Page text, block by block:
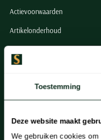
Toestemming
Deze website maakt
We gebruiken cookies
Actievoorwaarden
Artikelonderhoud
Onze winkels
Heemstede
Hillegom
Leiderdorp